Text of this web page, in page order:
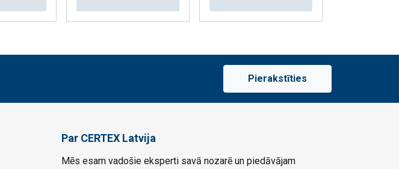
Pierakstīties
Par CERTEX Latvija
Mēs esam vadošie eksperti savā nozarē un piedāvājam